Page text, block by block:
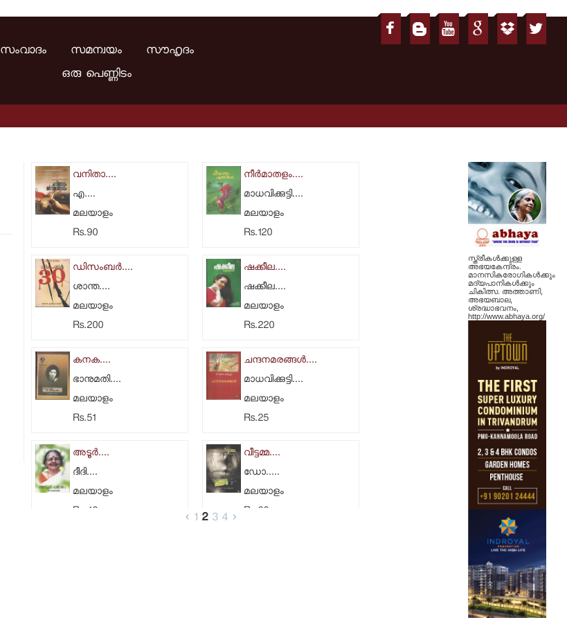
സംവാദം സമന്വയം സൗഹൃദം
ഒരു പെണ്ണിടം
വനിതാ....
എ....
മലയാളം
Rs.90
നീര്‍മാതളം....
മാധവിക്കുട്ടി....
മലയാളം
Rs.120
ഡിസംബര്‍....
ശാന്ത....
മലയാളം
Rs.200
ഷക്കീല....
ഷക്കീല....
മലയാളം
Rs.220
കനക....
ഭാനുമതി....
മലയാളം
Rs.51
ചന്ദനമരങ്ങള്‍....
മാധവിക്കുട്ടി....
മലയാളം
Rs.25
അടൂര്‍....
ദീദി....
മലയാളം
Rs.40
വീട്ടമ്മ....
ഡോ.....
മലയാളം
Rs.60
‹ 1 2 3 4 ›
സ്ത്രീകള്‍ക്കുള്ള
അഭയകേന്ദ്രം.
മാനസികരോഗികള്‍ക്കും
മദ്യപാനികള്‍ക്കും
ചികിത്സ. അത്താണി,
അഭയബാല,
ശ്രദ്ധാഭവനം,
http://www.abhaya.org/